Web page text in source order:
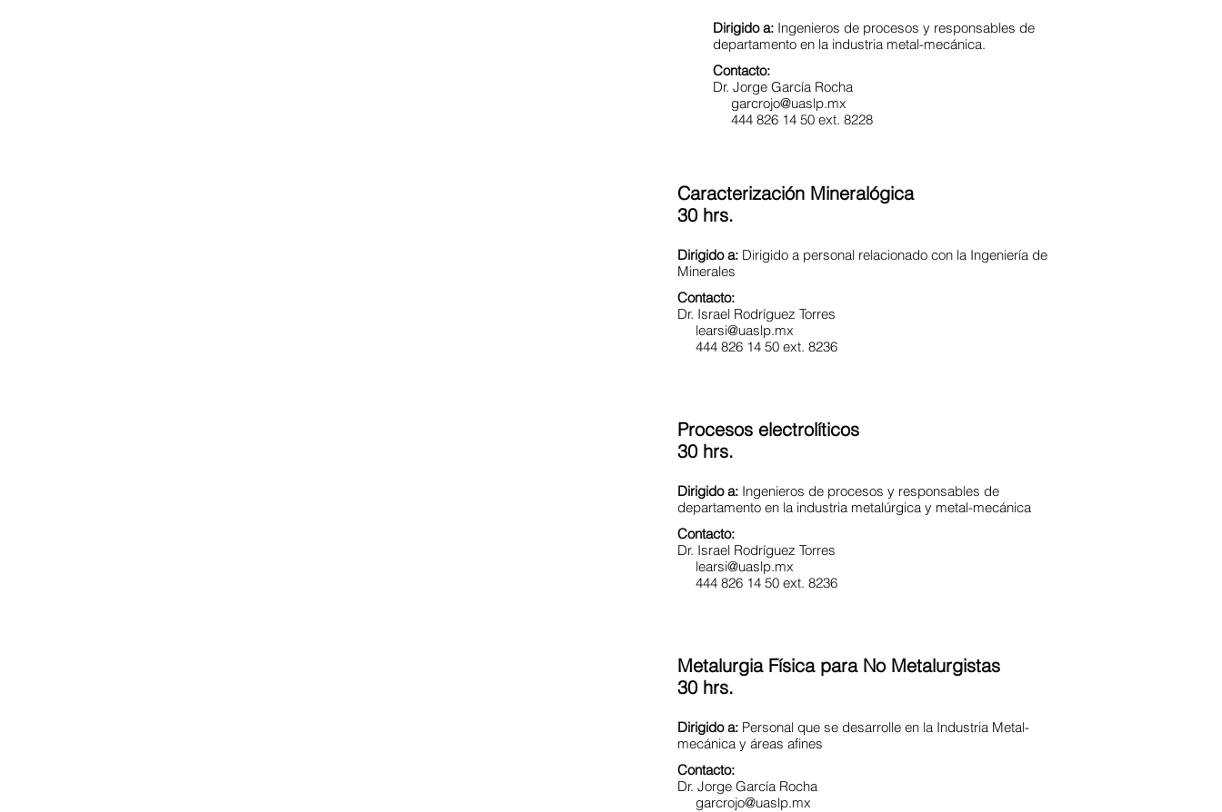
Dirigido a: Ingenieros de procesos y responsables de
departamento en la industria metal-mecánica.
Contacto:
Dr. Jorge García Rocha
garcrojo@uaslp.mx
444 826 14 50 ext. 8228
Caracterización Mineralógica
30 hrs.
Dirigido a: Dirigido a personal relacionado con la Ingeniería de
Minerales
Contacto:
Dr. Israel Rodríguez Torres
learsi@uaslp.mx
444 826 14 50 ext. 8236
Procesos electrolíticos
30 hrs.
Dirigido a: Ingenieros de procesos y responsables de
departamento en la industria metalúrgica y metal-mecánica
Contacto:
Dr. Israel Rodríguez Torres
learsi@uaslp.mx
444 826 14 50 ext. 8236
Metalurgia Física para No Metalurgistas
30 hrs.
Dirigido a: Personal que se desarrolle en la Industria Metal-
mecánica y áreas afines
Contacto:
Dr. Jorge García Rocha
garcrojo@uaslp.mx